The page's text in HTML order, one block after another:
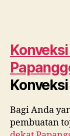
Bagi Anda
pembuatan